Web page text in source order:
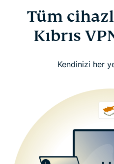
Tüm
Kıbrıs
Kendinizi her